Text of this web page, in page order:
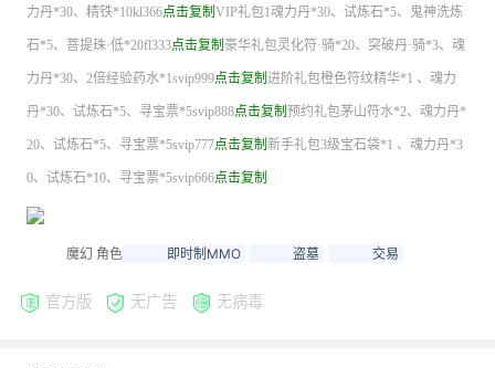
力丹*30、精铁*10kl366点击复制 VIP礼包1魂力丹*30、试炼石*5、鬼神洗炼
石*5、菩提珠·低*20fl333点击复制 豪华礼包灵化符·骑*20、突破丹·骑*3、魂
力丹*30、2倍经验药水*1svip999点击复制 进阶礼包橙色符纹精华*1 、魂力
丹*30、试炼石*5、寻宝票*5svip888点击复制 预约礼包茅山符水*2、魂力丹*
20、试炼石*5、寻宝票*5svip777点击复制 新手礼包3级宝石袋*1 、魂力丹*3
0、试炼石*10、寻宝票*5svip666点击复制
魔幻 角色 即时制MMO 盗墓 交易
官方版 无广告 无病毒